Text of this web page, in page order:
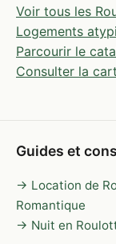
Voir tous les
Logements
Parcourir le
Consulter la
Guides et
→ Location de
Romantique
→ Nuit en